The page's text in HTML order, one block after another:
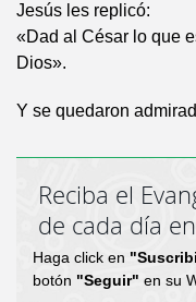
Jesús les replicó:
«Dad al César lo que
Dios».
Y se quedaron
Reciba el
de cada día
Haga click en
botón "Seguir" en su